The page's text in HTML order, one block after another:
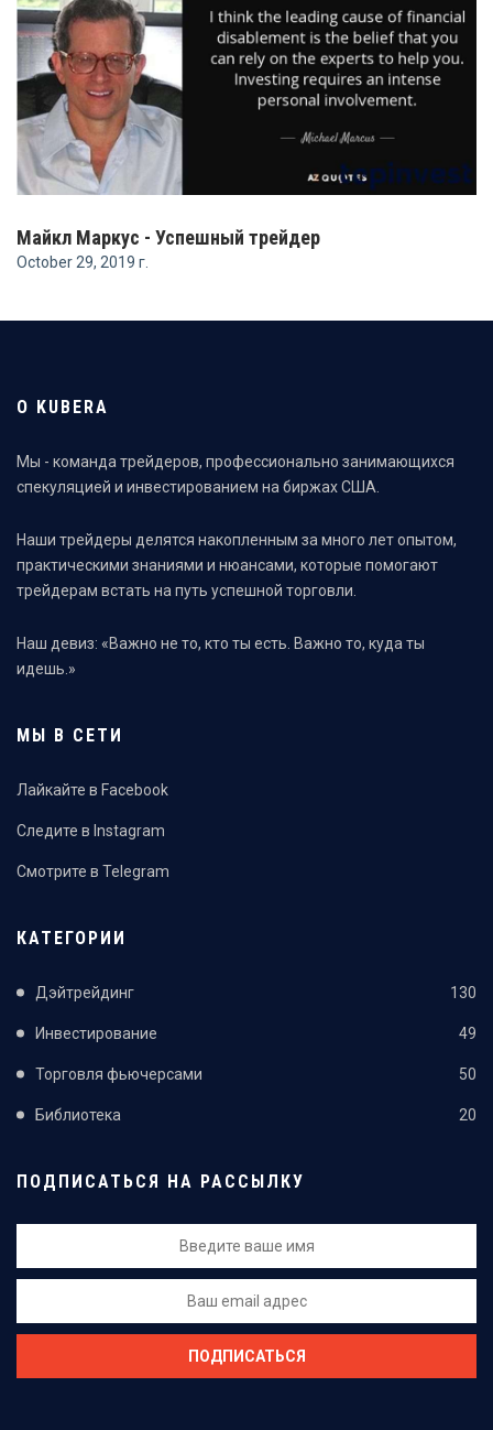
Майкл Маркус - Успешный трейдер
October 29, 2019 г.
О KUBERA
Мы - команда трейдеров, профессионально занимающихся
спекуляцией и инвестированием на биржах США.
Наши трейдеры делятся накопленным за много лет опытом,
практическими знаниями и нюансами, которые помогают
трейдерам встать на путь успешной торговли.
Наш девиз: «Важно не то, кто ты есть. Важно то, куда ты
идешь.»
МЫ В СЕТИ
Лайкайте в Facebook
Следите в Instagram
Смотрите в Telegram
КАТЕГОРИИ
Дэйтрейдинг 130
Инвестирование 49
Торговля фьючерсами 50
Библиотека 20
ПОДПИСАТЬСЯ НА РАССЫЛКУ